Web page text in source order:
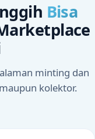
Bisa
minting dan
kolektor.